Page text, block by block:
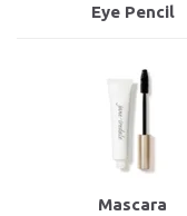
Eye Pencil
Mascara